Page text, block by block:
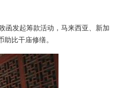
发起筹款活动，马来西亚、新加
比干庙修缮。